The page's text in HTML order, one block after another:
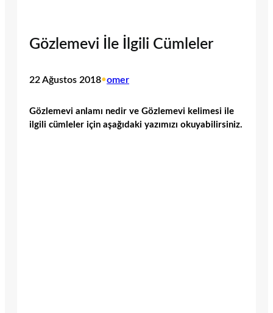
Gözlemevi İle İlgili Cümleler
22 Ağustos 2018•omer
Gözlemevi anlamı nedir ve Gözlemevi kelimesi ile
ilgili cümleler için aşağıdaki yazımızı okuyabilirsiniz.